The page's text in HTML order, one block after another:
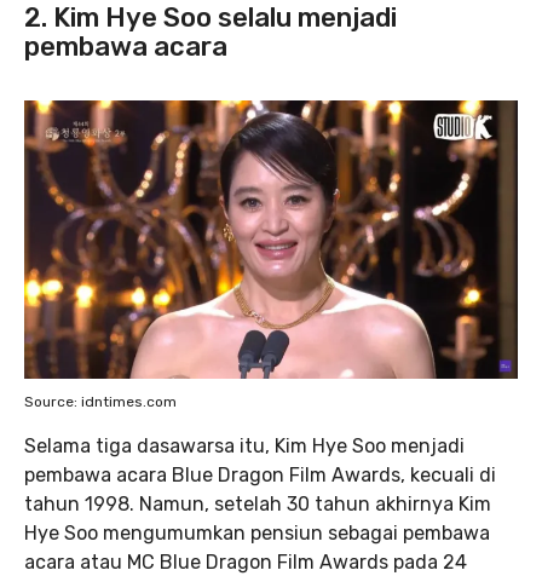
2. Kim Hye Soo selalu menjadi
pembawa acara
Source: idntimes.com
Selama tiga dasawarsa itu, Kim Hye Soo menjadi
pembawa acara Blue Dragon Film Awards, kecuali di
tahun 1998. Namun, setelah 30 tahun akhirnya Kim
Hye Soo mengumumkan pensiun sebagai pembawa
acara atau MC Blue Dragon Film Awards pada 24